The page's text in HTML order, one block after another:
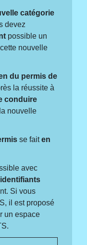
catégorie
devez
possible un
nouvelle
du permis de
la réussite à
conduire
la nouvelle
se faiten
avec
Si vous
il est proposé
un espace